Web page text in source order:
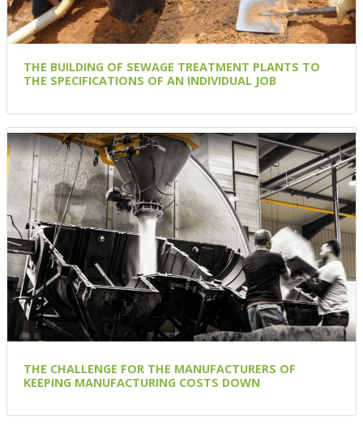
THE BUILDING OF SEWAGE TREATMENT PLANTS TO
THE SPECIFICATIONS OF AN INDIVIDUAL JOB
THE CHALLENGE FOR THE MANUFACTURERS OF
KEEPING MANUFACTURING COSTS DOWN